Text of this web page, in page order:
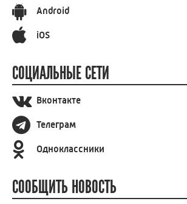
Android
iOS
СОЦИАЛЬНЫЕ СЕТИ
Вконтакте
Телеграм
Одноклассники
СООБЩИТЬ НОВОСТЬ